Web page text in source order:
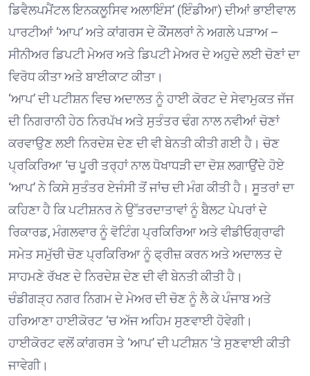
ਡਿਵੈਲਪਮੈਂਟਲ ਇਨਕਲੂਸਿਵ ਅਲਾਇੰਸ’ (ਇੰਡੀਆ) ਦੀਆਂ ਭਾਈਵਾਲ
ਪਾਰਟੀਆਂ ‘ਆਪ’ ਅਤੇ ਕਾਂਗਰਸ ਦੇ ਕੌਂਸਲਰਾਂ ਨੇ ਅਗਲੇ ਪੜਾਅ –
ਸੀਨੀਅਰ ਡਿਪਟੀ ਮੇਅਰ ਅਤੇ ਡਿਪਟੀ ਮੇਅਰ ਦੇ ਅਹੁਦੇ ਲਈ ਚੋਣਾਂ ਦਾ
ਵਿਰੋਧ ਕੀਤਾ ਅਤੇ ਬਾਈਕਾਟ ਕੀਤਾ।
‘ਆਪ’ ਦੀ ਪਟੀਸ਼ਨ ਵਿਚ ਅਦਾਲਤ ਨੂੰ ਹਾਈ ਕੋਰਟ ਦੇ ਸੇਵਾਮੁਕਤ ਜੱਜ
ਦੀ ਨਿਗਰਾਨੀ ਹੇਠ ਨਿਰਪੱਖ ਅਤੇ ਸੁਤੰਤਰ ਢੰਗ ਨਾਲ ਨਵੀਆਂ ਚੋਣਾਂ
ਕਰਵਾਉਣ ਲਈ ਨਿਰਦੇਸ਼ ਦੇਣ ਦੀ ਵੀ ਬੇਨਤੀ ਕੀਤੀ ਗਈ ਹੈ। ਚੋਣ
ਪ੍ਰਕਿਰਿਆ ‘ਚ ਪੂਰੀ ਤਰ੍ਹਾਂ ਨਾਲ ਧੋਖਾਧੜੀ ਦਾ ਦੋਸ਼ ਲਗਾਉਂਦੇ ਹੋਏ
‘ਆਪ’ ਨੇ ਕਿਸੇ ਸੁਤੰਤਰ ਏਜੰਸੀ ਤੋਂ ਜਾਂਚ ਦੀ ਮੰਗ ਕੀਤੀ ਹੈ। ਸੂਤਰਾਂ ਦਾ
ਕਹਿਣਾ ਹੈ ਕਿ ਪਟੀਸ਼ਨਰ ਨੇ ਉੱਤਰਦਾਤਾਵਾਂ ਨੂੰ ਬੈਲਟ ਪੇਪਰਾਂ ਦੇ
ਰਿਕਾਰਡ, ਮੰਗਲਵਾਰ ਨੂੰ ਵੋਟਿੰਗ ਪ੍ਰਕਿਰਿਆ ਅਤੇ ਵੀਡੀਓਗ੍ਰਾਫੀ
ਸਮੇਤ ਸਮੁੱਚੀ ਚੋਣ ਪ੍ਰਕਿਰਿਆ ਨੂੰ ਫ੍ਰੀਜ਼ ਕਰਨ ਅਤੇ ਅਦਾਲਤ ਦੇ
ਸਾਹਮਣੇ ਰੱਖਣ ਦੇ ਨਿਰਦੇਸ਼ ਦੇਣ ਦੀ ਵੀ ਬੇਨਤੀ ਕੀਤੀ ਹੈ।
ਚੰਡੀਗੜ੍ਹ ਨਗਰ ਨਿਗਮ ਦੇ ਮੇਅਰ ਦੀ ਚੋਣ ਨੂੰ ਲੈ ਕੇ ਪੰਜਾਬ ਅਤੇ
ਹਰਿਆਣਾ ਹਾਈਕੋਰਟ ‘ਚ ਅੱਜ ਅਹਿਮ ਸੁਣਵਾਈ ਹੋਵੇਗੀ।
ਹਾਈਕੋਰਟ ਵਲੋਂ ਕਾਂਗਰਸ ਤੇ ‘ਆਪ’ ਦੀ ਪਟੀਸ਼ਨ ‘ਤੇ ਸੁਣਵਾਈ ਕੀਤੀ
ਜਾਵੇਗੀ।